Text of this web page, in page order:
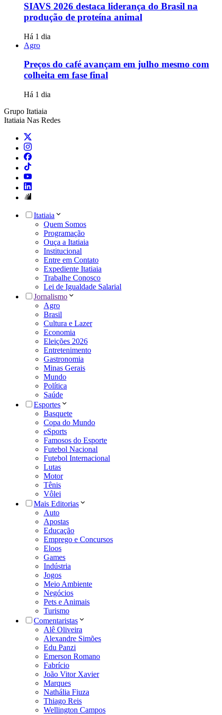
SIAVS 2026 destaca liderança do Brasil na
produção de proteína animal
Há 1 dia
Agro
Preços do café avançam em julho mesmo com
colheita em fase final
Há 1 dia
Grupo Itatiaia
Itatiaia Nas Redes
Itatiaia
Quem Somos
Programação
Ouça a Itatiaia
Institucional
Entre em Contato
Expediente Itatiaia
Trabalhe Conosco
Lei de Igualdade Salarial
Jornalismo
Agro
Brasil
Cultura e Lazer
Economia
Eleições 2026
Entretenimento
Gastronomia
Minas Gerais
Mundo
Política
Saúde
Esportes
Basquete
Copa do Mundo
eSports
Famosos do Esporte
Futebol Nacional
Futebol Internacional
Lutas
Motor
Tênis
Vôlei
Mais Editorias
Auto
Apostas
Educação
Emprego e Concursos
Eloos
Games
Indústria
Jogos
Meio Ambiente
Negócios
Pets e Animais
Turismo
Comentaristas
Alê Oliveira
Alexandre Simões
Edu Panzi
Emerson Romano
Fabrício
João Vitor Xavier
Marques
Nathália Fiuza
Thiago Reis
Wellington Campos